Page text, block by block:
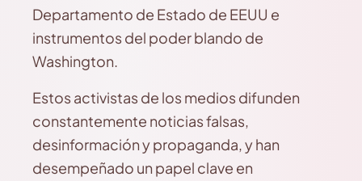
Departamento de Estado de EEUU e
instrumentos del poder blando de
Washington.
Estos activistas de los medios difunden
constantemente noticias falsas,
desinformación y propaganda, y han
desempeñado un papel clave en